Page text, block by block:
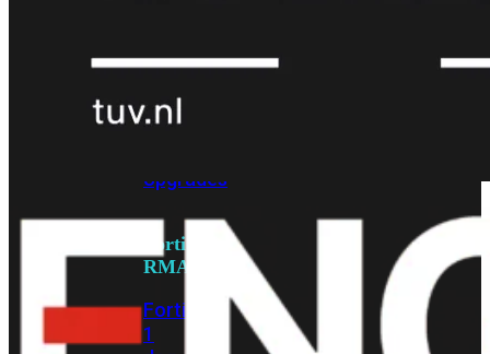
Essentials
Premium
Upgrades
FortiCare
RMA
FortiCare
1